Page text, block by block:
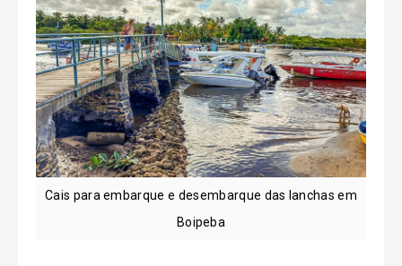
Cais para embarque e desembarque das lanchas em
Boipeba